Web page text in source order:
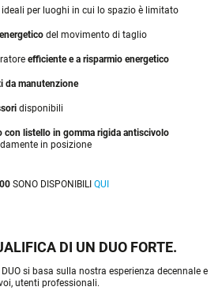
per luoghi in cui lo spazio è limitato
del movimento di taglio
efficiente e a risparmio energetico
da manutenzione
disponibili
con listello in gomma rigida antiscivolo
in posizione
SONO DISPONIBILI QUI
DI UN DUO FORTE.
si basa sulla nostra esperienza decennale e
utenti professionali.